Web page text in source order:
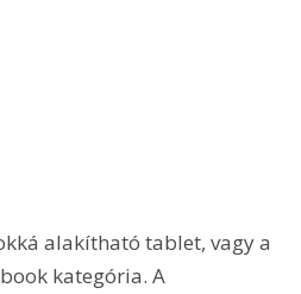
alakítható tablet, vagy a
kategória. A